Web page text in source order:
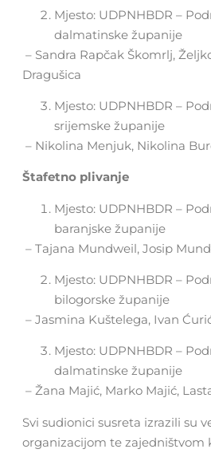
Mjesto: UDPNHBDR –
dalmatinske županije
– Sandra Rapčak Škomrlj,
Dragušica
Mjesto: UDPNHBDR –
srijemske županije
– Nikolina Menjuk, Nikolina
Štafetno plivanje
Mjesto: UDPNHBDR –
baranjske županije
– Tajana Mundweil, Josip
Mjesto: UDPNHBDR –
bilogorske županije
– Jasmina Kuštelega, Ivan
Mjesto: UDPNHBDR –
dalmatinske županije
– Žana Majić, Marko Majić,
Svi sudionici susreta izrazili su
organizacijom te zajedništvom